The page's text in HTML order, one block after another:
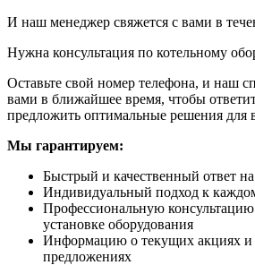
И наш менеджер свяжется с вами в
Нужна консультация по котельному
Оставьте свой номер телефона, и наш
вами в ближайшее время, чтобы
предложить оптимальные решения для
Мы гарантируем:
Быстрый и качественный ответ
Индивидуальный подход к
Профессиональную
установке оборудования
Информацию о текущих акциях и
предложениях